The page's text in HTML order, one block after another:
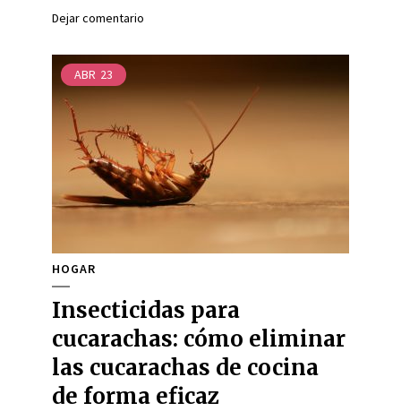
Dejar comentario
ABR 23
HOGAR
Insecticidas para
cucarachas: cómo eliminar
las cucarachas de cocina
de forma eficaz